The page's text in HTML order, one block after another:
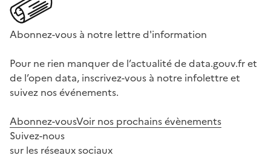
Abonnez-vous à notre lettre d'information
Pour ne rien manquer de l’actualité de data.gouv.fr et
de l’open data, inscrivez-vous à notre infolettre et
suivez nos événements.
Abonnez-vousVoir nos prochains évènements
Suivez-nous
sur les réseaux sociaux